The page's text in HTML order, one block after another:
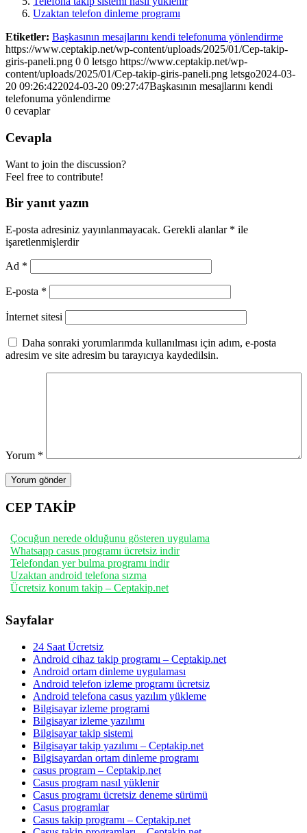
Uzaktan telefon dinleme programı
Etiketler: Başkasının mesajlarını kendi telefonuma yönlendirme
https://www.ceptakip.net/wp-content/uploads/2025/01/Cep-takip-
giris-paneli.png 0 0 letsgo https://www.ceptakip.net/wp-
content/uploads/2025/01/Cep-takip-giris-paneli.png letsgo2024-03-
20 09:26:422024-03-20 09:27:47Başkasının mesajlarını kendi
telefonuma yönlendirme
0 cevaplar
Cevapla
Want to join the discussion?
Feel free to contribute!
Bir yanıt yazın
E-posta adresiniz yayınlanmayacak. Gerekli alanlar * ile
işaretlenmişlerdir
Ad *
E-posta *
İnternet sitesi
Daha sonraki yorumlarımda kullanılması için adım, e-posta
adresim ve site adresim bu tarayıcıya kaydedilsin.
Yorum *
CEP TAKİP
Çocuğun nerede olduğunu gösteren uygulama
Whatsapp casus programı ücretsiz indir
Telefondan yer bulma programı indir
Uzaktan android telefona sızma
Ücretsiz konum takip – Ceptakip.net
Sayfalar
24 Saat Ücretsiz
Android cihaz takip programı – Ceptakip.net
Android ortam dinleme uygulaması
Android telefon izleme programı ücretsiz
Android telefona casus yazılım yükleme
Bilgisayar izleme programi
Bilgisayar izleme yazılımı
Bilgisayar takip sistemi
Bilgisayar takip yazılımı – Ceptakip.net
Bilgisayardan ortam dinleme programı
casus program – Ceptakip.net
Casus program nasıl yüklenir
Casus programı ücretsiz deneme sürümü
Casus programlar
Casus takip programı – Ceptakip.net